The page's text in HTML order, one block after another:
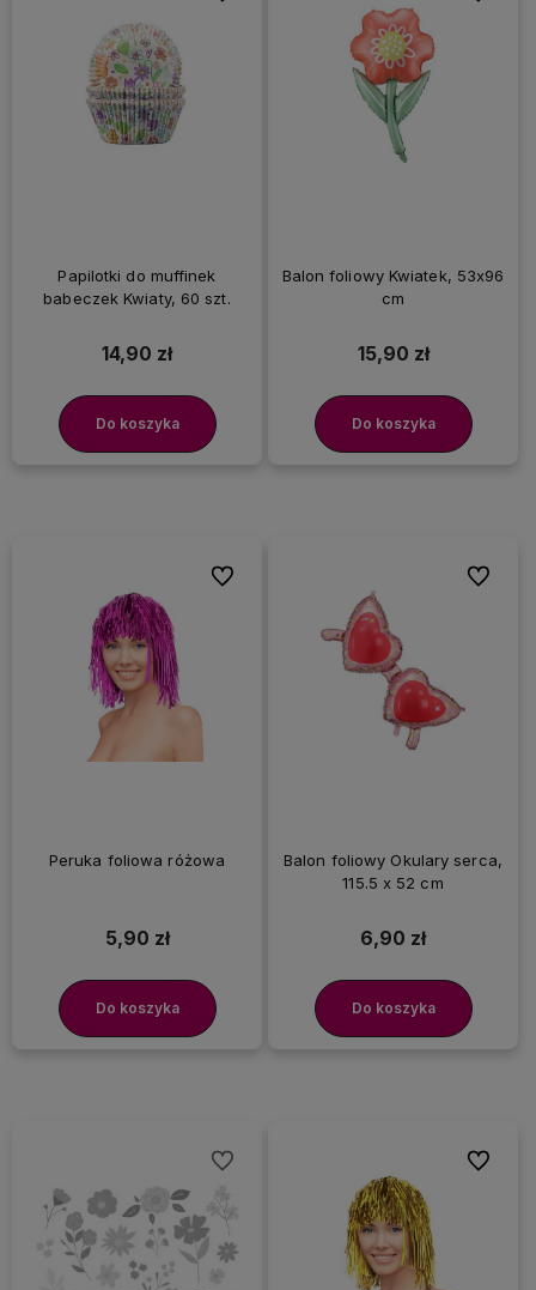
Papilotki do muffinek
babeczek Kwiaty, 60 szt.
14,90 zł
Do koszyka
Balon foliowy Kwiatek, 53x96
cm
15,90 zł
Do koszyka
Peruka foliowa różowa
5,90 zł
Do koszyka
Do ulubionych
Balon foliowy Okulary serca,
115.5 x 52 cm
6,90 zł
Do koszyka
Do
Do ulubionych Do